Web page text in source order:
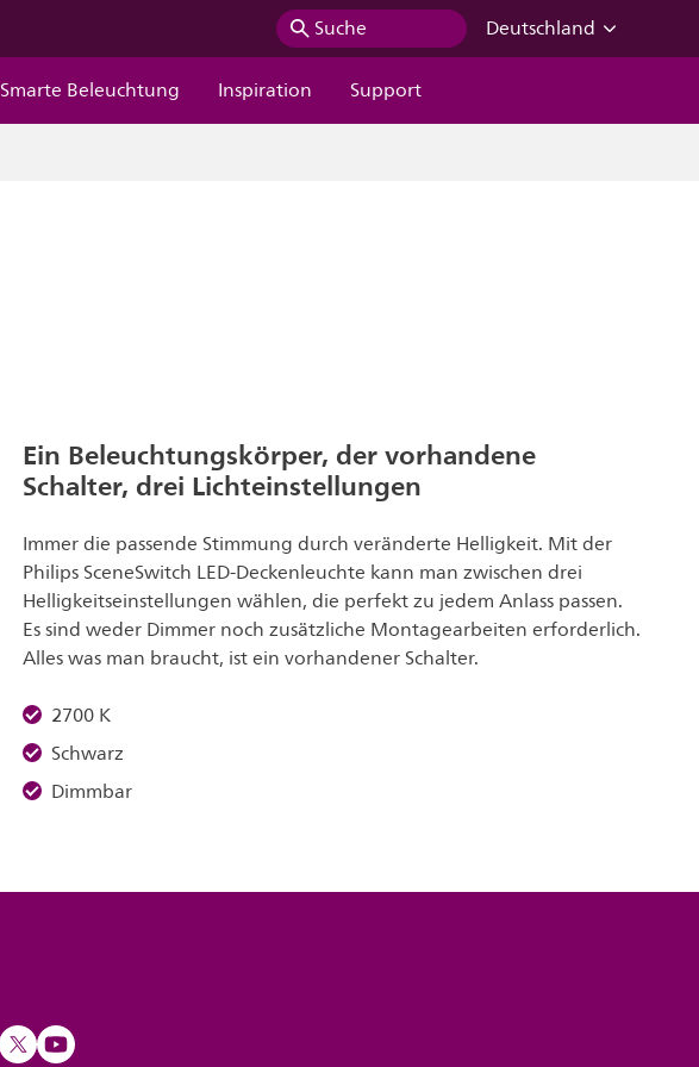
Suche
Deutschland
Smarte Beleuchtung Inspiration Support
Ein Beleuchtungskörper, der vorhandene
Schalter, drei Lichteinstellungen
Immer die passende Stimmung durch veränderte Helligkeit. Mit der
Philips SceneSwitch LED-Deckenleuchte kann man zwischen drei
Helligkeitseinstellungen wählen, die perfekt zu jedem Anlass passen.
Es sind weder Dimmer noch zusätzliche Montagearbeiten erforderlich.
Alles was man braucht, ist ein vorhandener Schalter.
2700 K
Schwarz
Dimmbar